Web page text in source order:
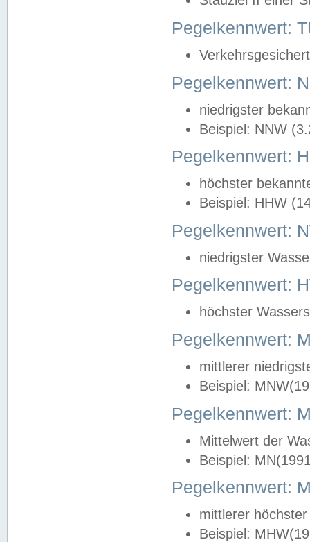
Pegelkennwert:
Pegelkennwert:
niedrigster
Beispiel: NNW
Pegelkennwert:
höchster
Beispiel: HHW
Pegelkennwert:
niedrigster
Pegelkennwert:
höchster
Pegelkennwert:
mittlerer
Beispiel:
Pegelkennwert:
Mittelwert der
Beispiel:
Pegelkennwert:
mittlerer
Beispiel: